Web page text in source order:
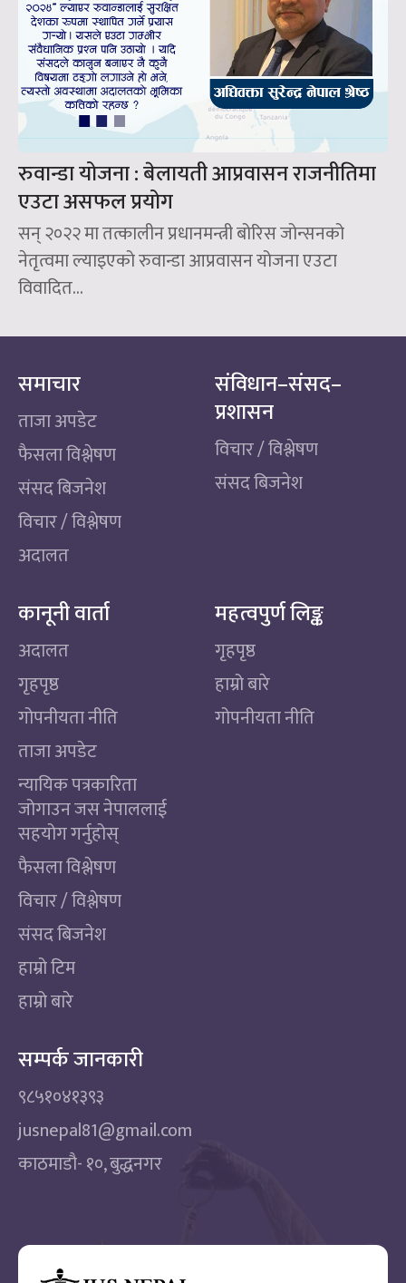
रुवान्डा योजना : बेलायती आप्रवासन राजनीतिमा
एउटा असफल प्रयोग
सन् २०२२ मा तत्कालीन प्रधानमन्त्री बोरिस जोन्सनको
नेतृत्वमा ल्याइएको रुवान्डा आप्रवासन योजना एउटा
विवादित...
समाचार
ताजा अपडेट
फैसला विश्लेषण
संसद बिजनेश
विचार / विश्लेषण
अदालत
संविधान–संसद–
प्रशासन
विचार / विश्लेषण
संसद बिजनेश
कानूनी वार्ता
अदालत
गृहपृष्ठ
गोपनीयता नीति
ताजा अपडेट
न्यायिक पत्रकारिता
जोगाउन जस नेपाललाई
सहयोग गर्नुहोस्
फैसला विश्लेषण
विचार / विश्लेषण
संसद बिजनेश
हाम्रो टिम
हाम्रो बारे
महत्वपुर्ण लिङ्क
गृहपृष्ठ
हाम्रो बारे
गोपनीयता नीति
सम्पर्क जानकारी
९८५१०४१३९३
jusnepal81@gmail.com
काठमाडाै‌- १०, बुद्धनगर